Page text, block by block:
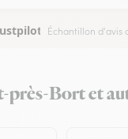
Échantillon d'avis
Bort et